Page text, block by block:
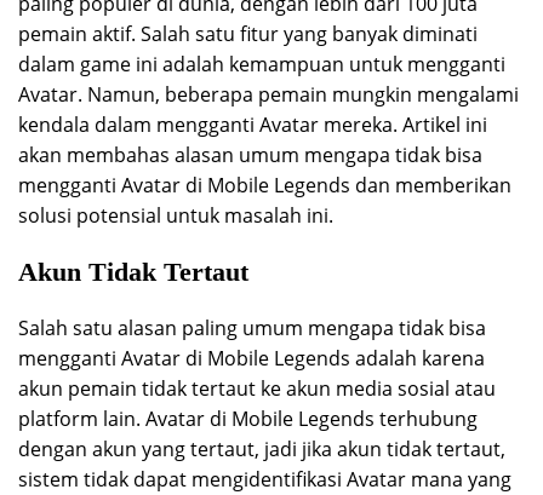
pemain aktif. Salah satu fitur yang banyak diminati
dalam game ini adalah kemampuan untuk mengganti
Avatar. Namun, beberapa pemain mungkin mengalami
kendala dalam mengganti Avatar mereka. Artikel ini
akan membahas alasan umum mengapa tidak bisa
mengganti Avatar di Mobile Legends dan memberikan
solusi potensial untuk masalah ini.
Akun Tidak Tertaut
Salah satu alasan paling umum mengapa tidak bisa
mengganti Avatar di Mobile Legends adalah karena
akun pemain tidak tertaut ke akun media sosial atau
platform lain. Avatar di Mobile Legends terhubung
dengan akun yang tertaut, jadi jika akun tidak tertaut,
sistem tidak dapat mengidentifikasi Avatar mana yang